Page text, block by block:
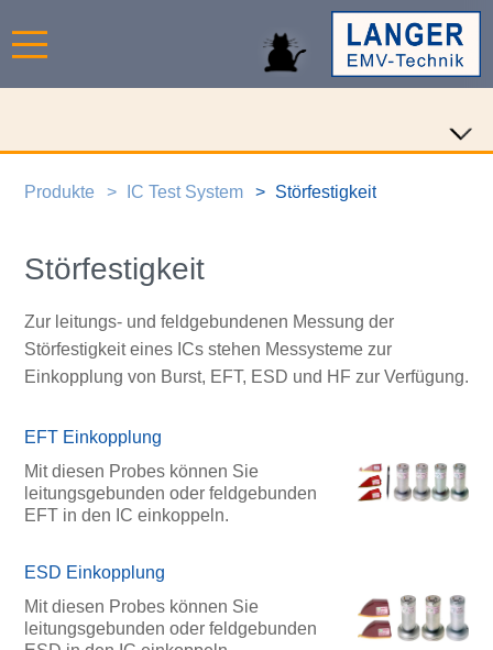
Produkte IC Test System Störfestigkeit
Störfestigkeit
Zur leitungs- und feldgebundenen Messung der
Störfestigkeit eines ICs stehen Messysteme zur
Einkopplung von Burst, EFT, ESD und HF zur Verfügung.
EFT Einkopplung
Mit diesen Probes können Sie
leitungsgebunden oder feldgebunden
EFT in den IC einkoppeln.
ESD Einkopplung
Mit diesen Probes können Sie
leitungsgebunden oder feldgebunden